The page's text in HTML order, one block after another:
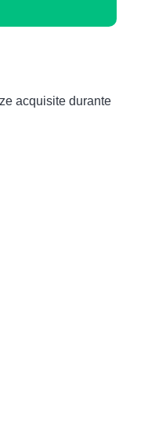
acquisite durante